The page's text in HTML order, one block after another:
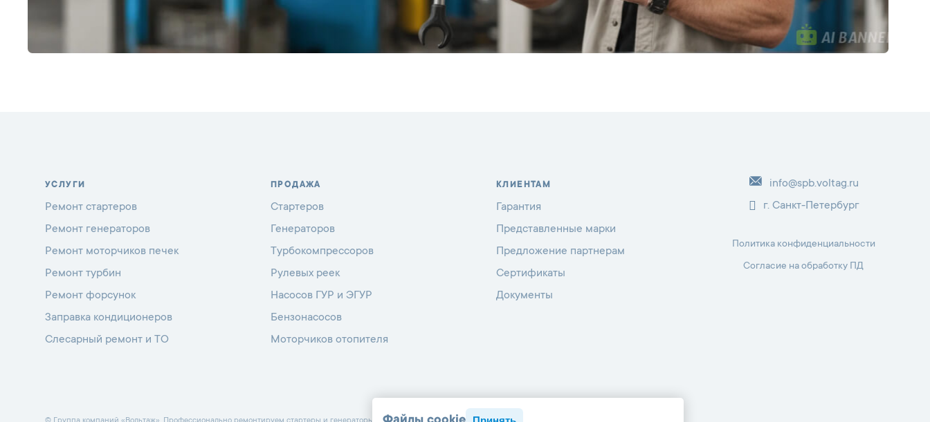
УСЛУГИ
Ремонт стартеров
Ремонт генераторов
Ремонт моторчиков печек
Ремонт турбин
Ремонт форсунок
Заправка кондиционеров
Слесарный ремонт и ТО
ПРОДАЖА
Стартеров
Генераторов
Турбокомпрессоров
Рулевых реек
Насосов ГУР и ЭГУР
Бензонасосов
Моторчиков отопителя
КЛИЕНТАМ
Гарантия
Представленные марки
Предложение партнерам
Сертификаты
Документы
info@spb.voltag.ru
г. Санкт-Петербург
Политика конфиденциальности
Согласие на обработку ПД